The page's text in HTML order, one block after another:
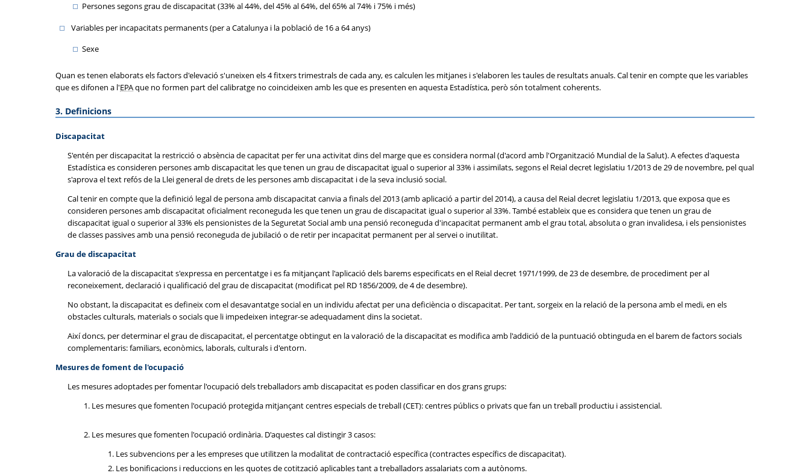
Persones segons grau de discapacitat (33% al 44%, del 45% al 64%, del 65% al 74% i 75% i més)
Variables per incapacitats permanents (per a Catalunya i la població de 16 a 64 anys)
Sexe
Quan es tenen elaborats els factors d'elevació s'uneixen els 4 fitxers trimestrals de cada any, es calculen les mitjanes i s'elaboren les taules de resultats anuals. Cal tenir en compte que les variables
que es difonen a l'EPAque no formen part del calibratge no coincideixen amb les que es presenten en aquesta Estadística, però són totalment coherents.
3. Definicions
Discapacitat
S'entén per discapacitat la restricció o absència de capacitat per fer una activitat dins del marge que es considera normal (d'acord amb l'Organització Mundial de la Salut). A efectes d'aquesta
Estadística es consideren persones amb discapacitat les que tenen un grau de discapacitat igual o superior al 33% i assimilats, segons el Reial decret legislatiu 1/2013 de 29 de novembre, pel qual
s'aprova el text refós de la Llei general de drets de les persones amb discapacitat i de la seva inclusió social.
Cal tenir en compte que la definició legal de persona amb discapacitat canvia a finals del 2013 (amb aplicació a partir del 2014), a causa del Reial decret legislatiu 1/2013, que exposa que es
consideren persones amb discapacitat oficialment reconeguda les que tenen un grau de discapacitat igual o superior al 33%. També estableix que es considera que tenen un grau de
discapacitat igual o superior al 33% els pensionistes de la Seguretat Social amb una pensió reconeguda d'incapacitat permanent amb el grau total, absoluta o gran invalidesa, i els pensionistes
de classes passives amb una pensió reconeguda de jubilació o de retir per incapacitat permanent per al servei o inutilitat.
Grau de discapacitat
La valoració de la discapacitat s'expressa en percentatge i es fa mitjançant l'aplicació dels barems especificats en el Reial decret 1971/1999, de 23 de desembre, de procediment per al
reconeixement, declaració i qualificació del grau de discapacitat (modificat pel RD 1856/2009, de 4 de desembre).
No obstant, la discapacitat es defineix com el desavantatge social en un individu afectat per una deficiència o discapacitat. Per tant, sorgeix en la relació de la persona amb el medi, en els
obstacles culturals, materials o socials que li impedeixen integrar-se adequadament dins la societat.
Així doncs, per determinar el grau de discapacitat, el percentatge obtingut en la valoració de la discapacitat es modifica amb l'addició de la puntuació obtinguda en el barem de factors socials
complementaris: familiars, econòmics, laborals, culturals i d'entorn.
Mesures de foment de l'ocupació
Les mesures adoptades per fomentar l'ocupació dels treballadors amb discapacitat es poden classificar en dos grans grups:
Les mesures que fomenten l'ocupació protegida mitjançant centres especials de treball (CET): centres públics o privats que fan un treball productiu i assistencial.
Les mesures que fomenten l'ocupació ordinària. D'aquestes cal distingir 3 casos:
Les subvencions per a les empreses que utilitzen la modalitat de contractació específica (contractes específics de discapacitat).
Les bonificacions i reduccions en les quotes de cotització aplicables tant a treballadors assalariats com a autònoms.